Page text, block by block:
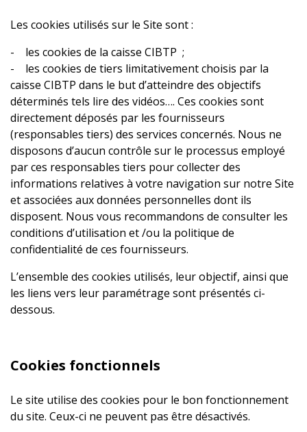
Les cookies utilisés sur le Site sont :
- les cookies de la caisse CIBTP ;
- les cookies de tiers limitativement choisis par la
caisse CIBTP dans le but d’atteindre des objectifs
déterminés tels lire des vidéos…. Ces cookies sont
directement déposés par les fournisseurs
(responsables tiers) des services concernés. Nous ne
disposons d’aucun contrôle sur le processus employé
par ces responsables tiers pour collecter des
informations relatives à votre navigation sur notre Site
et associées aux données personnelles dont ils
disposent. Nous vous recommandons de consulter les
conditions d’utilisation et /ou la politique de
confidentialité de ces fournisseurs.
L’ensemble des cookies utilisés, leur objectif, ainsi que
les liens vers leur paramétrage sont présentés ci-
dessous.
Cookies fonctionnels
Le site utilise des cookies pour le bon fonctionnement
du site. Ceux-ci ne peuvent pas être désactivés.